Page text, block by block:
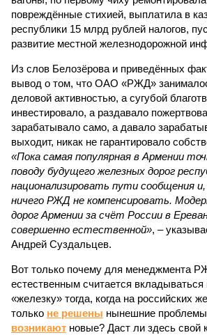
повреждённые стихией, выплатила в
республики 15 млрд рублей налогов,
развитие местной железнодорожной
Из слов Белозёрова и приведённых
вывод о том, что ОАО «РЖД»
деловой активностью, а сугубой
инвестировало, а раздавало
зарабатывало само, а давало
выходит, никак не гарантировало
«Пока самая популярная в Армении
поводу будущего железных дорог
национализировать пути сообщения
ничего РЖД не компенсировать.
дорог Армении за счёт России в
совершенно естественной», –
Андрей Суздальцев.
Вот только почему для менеджмента
естественным считается вкладываться
«железку» тогда, когда на российских
только не решены нынешние
возникают новые? Даст ли здесь свой